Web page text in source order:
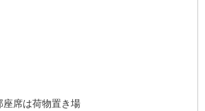
座席は荷物置き場